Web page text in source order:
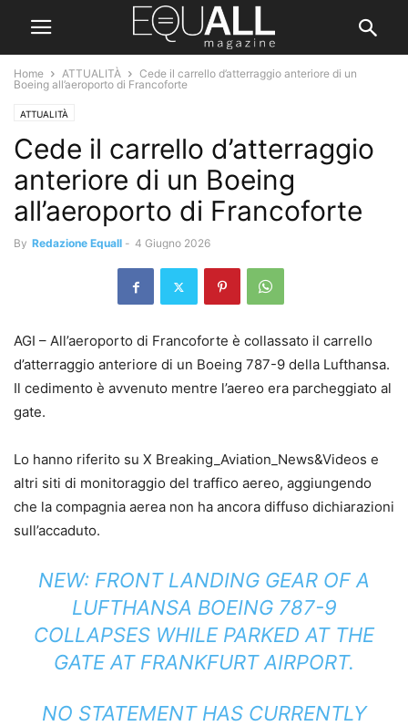
Home ATTUALITÀ
Cede il carrello d’atterraggio anteriore di un
Boeing all’aeroporto di Francoforte
ATTUALITÀ
Cede il carrello d’atterraggio
anteriore di un Boeing
all’aeroporto di Francoforte
By Redazione Equall - 4 Giugno 2026
AGI – All’aeroporto di Francoforte è collassato il carrello
d’atterraggio anteriore di un Boeing 787-9 della Lufthansa.
Il cedimento è avvenuto mentre l’aereo era parcheggiato al
gate.
Lo hanno riferito su X Breaking_Aviation_News&Videos e
altri siti di monitoraggio del traffico aereo, aggiungendo
che la compagnia aerea non ha ancora diffuso dichiarazioni
sull’accaduto.
NEW: FRONT LANDING GEAR OF A
LUFTHANSA BOEING 787-9
COLLAPSES WHILE PARKED AT THE
GATE AT FRANKFURT AIRPORT.
NO STATEMENT HAS CURRENTLY